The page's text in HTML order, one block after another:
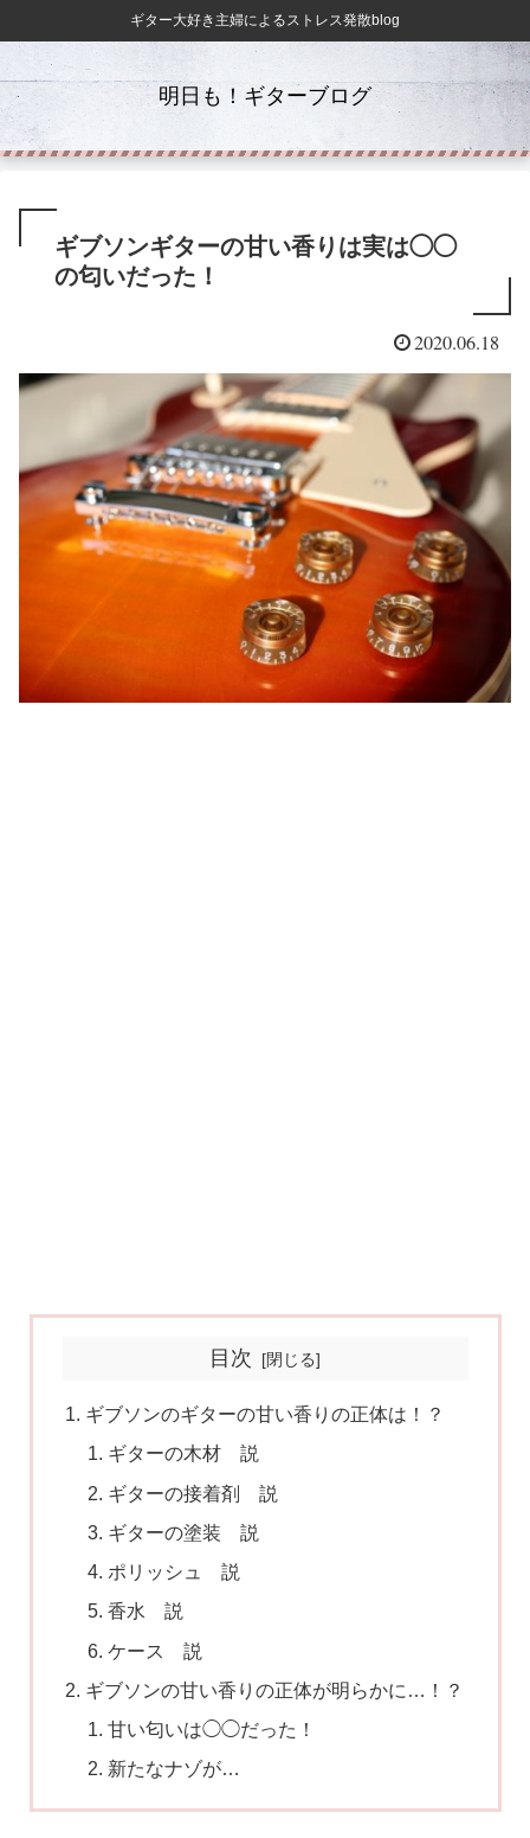
ギター大好き主婦によるストレス発散blog
明日も！ギターブログ
ギブソンギターの甘い香りは実は◯◯
の匂いだった！
2020.06.18
目次
ギブソンのギターの甘い香りの正体は！？
ギターの木材 説
ギターの接着剤 説
ギターの塗装 説
ポリッシュ 説
香水 説
ケース 説
ギブソンの甘い香りの正体が明らかに…！？
甘い匂いは◯◯だった！
新たなナゾが…